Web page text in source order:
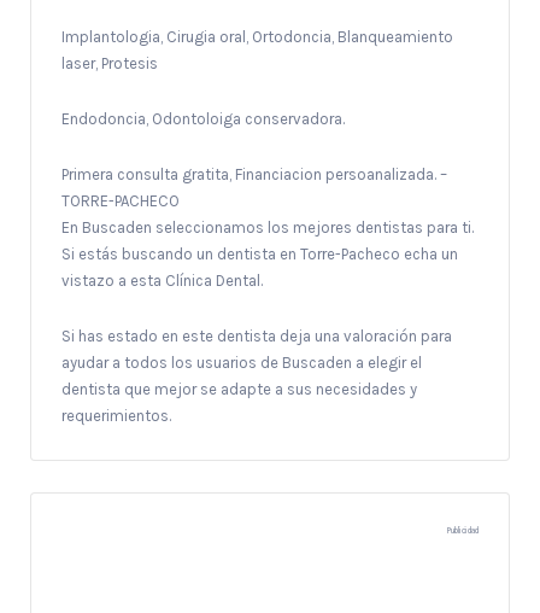
Implantologia, Cirugia oral, Ortodoncia, Blanqueamiento
laser, Protesis
Endodoncia, Odontoloiga conservadora.
Primera consulta gratita, Financiacion persoanalizada. –
TORRE-PACHECO
En Buscaden seleccionamos los mejores dentistas para ti.
Si estás buscando un dentista en Torre-Pacheco echa un
vistazo a esta Clínica Dental.
Si has estado en este dentista deja una valoración para
ayudar a todos los usuarios de Buscaden a elegir el
dentista que mejor se adapte a sus necesidades y
requerimientos.
Publicidad